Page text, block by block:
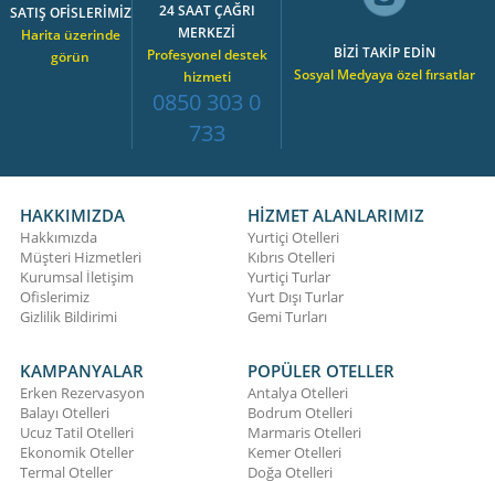
SATIŞ OFİSLERİMİZ
Harita üzerinde
görün
24 SAAT ÇAĞRI
MERKEZİ
Profesyonel destek
hizmeti
0850 303 0
733
BİZİ TAKİP EDİN
Sosyal Medyaya özel fırsatlar
HAKKIMIZDA
Hakkımızda
Müşteri Hizmetleri
Kurumsal İletişim
Ofislerimiz
Gizlilik Bildirimi
HİZMET ALANLARIMIZ
Yurtiçi Otelleri
Kıbrıs Otelleri
Yurtiçi Turlar
Yurt Dışı Turlar
Gemi Turları
KAMPANYALAR
Erken Rezervasyon
Balayı Otelleri
Ucuz Tatil Otelleri
Ekonomik Oteller
Termal Oteller
POPÜLER OTELLER
Antalya Otelleri
Bodrum Otelleri
Marmaris Otelleri
Kemer Otelleri
Doğa Otelleri